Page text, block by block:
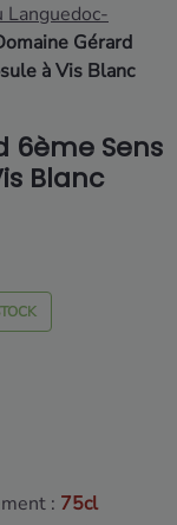
Languedoc-
Gérard
à Vis Blanc
6ème Sens
Blanc
: 75cl